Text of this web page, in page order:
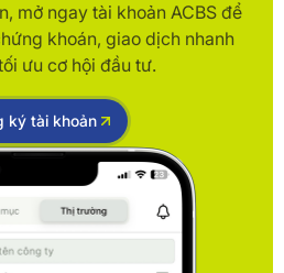
mở ngay tài khoản ACBS để
khoán, giao dịch nhanh
ưu cơ hội đầu tư.
ký tài khoản